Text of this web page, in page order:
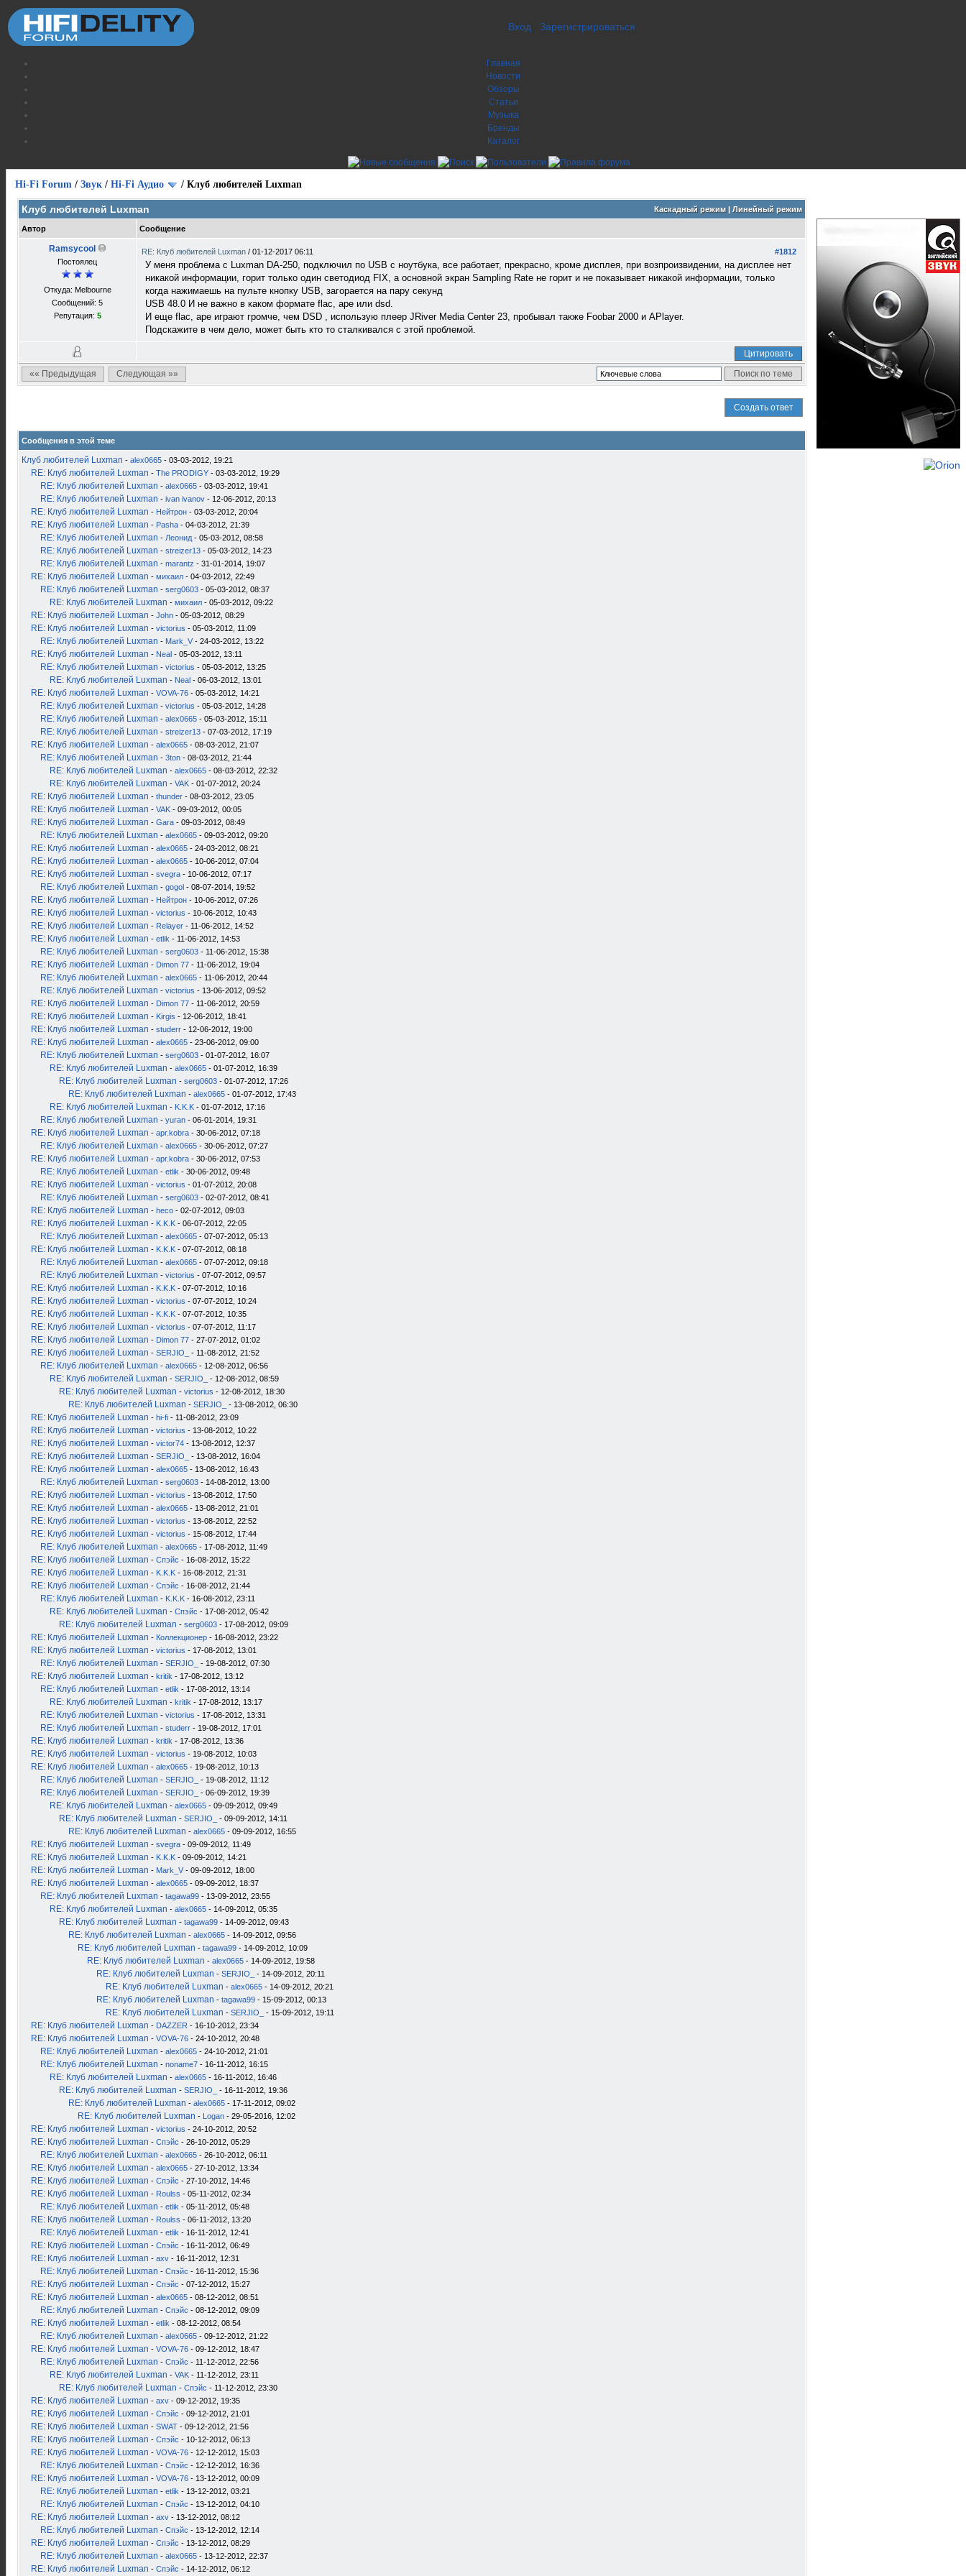
Вход Зарегистрироваться
Главная
Новости
Обзоры
Статьи
Музыка
Бренды
Каталог
Hi-Fi Forum / Звук / Hi-Fi Аудио / Клуб любителей Luxman
Каскадный режим| Линейный режим
Клуб любителей Luxman
Автор Сообщение
Ramsycool
Постоялец
Откуда: Melbourne
Сообщений: 5
Репутация: 5
#1812
RE: Клуб любителей Luxman / 01-12-2017 06:11
У меня проблема с Luxman DA-250, подключил по USB с ноутбука, все работает, прекрасно, кроме дисплея, при возпроизвидении, на дисплее нет
никакой информации, горит только один светодиод FIX, а основной экран Sampling Rate не горит и не показывает никакой информации, только
когда нажимаешь на пульте кнопку USB, загорается на пару секунд
USB 48.0 И не важно в каком формате flac, ape или dsd.
И еще flac, ape играют громче, чем DSD , использую плеер JRiver Media Center 23, пробывал также Foobar 2000 и APlayer.
Подскажите в чем дело, может быть кто то сталкивался с этой проблемой.
Цитировать
«« Предыдущая
Следующая »»
Создать ответ
Сообщения в этой теме
Клуб любителей Luxman - alex0665 - 03-03-2012, 19:21
RE: Клуб любителей Luxman - The PRODIGY - 03-03-2012, 19:29
RE: Клуб любителей Luxman - alex0665 - 03-03-2012, 19:41
RE: Клуб любителей Luxman - ivan ivanov - 12-06-2012, 20:13
RE: Клуб любителей Luxman - Нейтрон - 03-03-2012, 20:04
RE: Клуб любителей Luxman - Pasha - 04-03-2012, 21:39
RE: Клуб любителей Luxman - Леонид - 05-03-2012, 08:58
RE: Клуб любителей Luxman - streizer13 - 05-03-2012, 14:23
RE: Клуб любителей Luxman - marantz - 31-01-2014, 19:07
RE: Клуб любителей Luxman - михаил - 04-03-2012, 22:49
RE: Клуб любителей Luxman - serg0603 - 05-03-2012, 08:37
RE: Клуб любителей Luxman - михаил - 05-03-2012, 09:22
RE: Клуб любителей Luxman - John - 05-03-2012, 08:29
RE: Клуб любителей Luxman - victorius - 05-03-2012, 11:09
RE: Клуб любителей Luxman - Mark_V - 24-03-2012, 13:22
RE: Клуб любителей Luxman - Neal - 05-03-2012, 13:11
RE: Клуб любителей Luxman - victorius - 05-03-2012, 13:25
RE: Клуб любителей Luxman - Neal - 06-03-2012, 13:01
RE: Клуб любителей Luxman - VOVA-76 - 05-03-2012, 14:21
RE: Клуб любителей Luxman - victorius - 05-03-2012, 14:28
RE: Клуб любителей Luxman - alex0665 - 05-03-2012, 15:11
RE: Клуб любителей Luxman - streizer13 - 07-03-2012, 17:19
RE: Клуб любителей Luxman - alex0665 - 08-03-2012, 21:07
RE: Клуб любителей Luxman - 3ton - 08-03-2012, 21:44
RE: Клуб любителей Luxman - alex0665 - 08-03-2012, 22:32
RE: Клуб любителей Luxman - VAK - 01-07-2012, 20:24
RE: Клуб любителей Luxman - thunder - 08-03-2012, 23:05
RE: Клуб любителей Luxman - VAK - 09-03-2012, 00:05
RE: Клуб любителей Luxman - Gara - 09-03-2012, 08:49
RE: Клуб любителей Luxman - alex0665 - 09-03-2012, 09:20
RE: Клуб любителей Luxman - alex0665 - 24-03-2012, 08:21
RE: Клуб любителей Luxman - alex0665 - 10-06-2012, 07:04
RE: Клуб любителей Luxman - svegra - 10-06-2012, 07:17
RE: Клуб любителей Luxman - gogol - 08-07-2014, 19:52
RE: Клуб любителей Luxman - Нейтрон - 10-06-2012, 07:26
RE: Клуб любителей Luxman - victorius - 10-06-2012, 10:43
RE: Клуб любителей Luxman - Relayer - 11-06-2012, 14:52
RE: Клуб любителей Luxman - etlik - 11-06-2012, 14:53
RE: Клуб любителей Luxman - serg0603 - 11-06-2012, 15:38
RE: Клуб любителей Luxman - Dimon 77 - 11-06-2012, 19:04
RE: Клуб любителей Luxman - alex0665 - 11-06-2012, 20:44
RE: Клуб любителей Luxman - victorius - 13-06-2012, 09:52
RE: Клуб любителей Luxman - Dimon 77 - 11-06-2012, 20:59
RE: Клуб любителей Luxman - Kirgis - 12-06-2012, 18:41
RE: Клуб любителей Luxman - studerr - 12-06-2012, 19:00
RE: Клуб любителей Luxman - alex0665 - 23-06-2012, 09:00
RE: Клуб любителей Luxman - serg0603 - 01-07-2012, 16:07
RE: Клуб любителей Luxman - alex0665 - 01-07-2012, 16:39
RE: Клуб любителей Luxman - serg0603 - 01-07-2012, 17:26
RE: Клуб любителей Luxman - alex0665 - 01-07-2012, 17:43
RE: Клуб любителей Luxman - K.K.K - 01-07-2012, 17:16
RE: Клуб любителей Luxman - yuran - 06-01-2014, 19:31
RE: Клуб любителей Luxman - apr.kobra - 30-06-2012, 07:18
RE: Клуб любителей Luxman - alex0665 - 30-06-2012, 07:27
RE: Клуб любителей Luxman - apr.kobra - 30-06-2012, 07:53
RE: Клуб любителей Luxman - etlik - 30-06-2012, 09:48
RE: Клуб любителей Luxman - victorius - 01-07-2012, 20:08
RE: Клуб любителей Luxman - serg0603 - 02-07-2012, 08:41
RE: Клуб любителей Luxman - heco - 02-07-2012, 09:03
RE: Клуб любителей Luxman - K.K.K - 06-07-2012, 22:05
RE: Клуб любителей Luxman - alex0665 - 07-07-2012, 05:13
RE: Клуб любителей Luxman - K.K.K - 07-07-2012, 08:18
RE: Клуб любителей Luxman - alex0665 - 07-07-2012, 09:18
RE: Клуб любителей Luxman - victorius - 07-07-2012, 09:57
RE: Клуб любителей Luxman - K.K.K - 07-07-2012, 10:16
RE: Клуб любителей Luxman - victorius - 07-07-2012, 10:24
RE: Клуб любителей Luxman - K.K.K - 07-07-2012, 10:35
RE: Клуб любителей Luxman - victorius - 07-07-2012, 11:17
RE: Клуб любителей Luxman - Dimon 77 - 27-07-2012, 01:02
RE: Клуб любителей Luxman - SERJIO_ - 11-08-2012, 21:52
RE: Клуб любителей Luxman - alex0665 - 12-08-2012, 06:56
RE: Клуб любителей Luxman - SERJIO_ - 12-08-2012, 08:59
RE: Клуб любителей Luxman - victorius - 12-08-2012, 18:30
RE: Клуб любителей Luxman - SERJIO_ - 13-08-2012, 06:30
RE: Клуб любителей Luxman - hi-fi - 11-08-2012, 23:09
RE: Клуб любителей Luxman - victorius - 13-08-2012, 10:22
RE: Клуб любителей Luxman - victor74 - 13-08-2012, 12:37
RE: Клуб любителей Luxman - SERJIO_ - 13-08-2012, 16:04
RE: Клуб любителей Luxman - alex0665 - 13-08-2012, 16:43
RE: Клуб любителей Luxman - serg0603 - 14-08-2012, 13:00
RE: Клуб любителей Luxman - victorius - 13-08-2012, 17:50
RE: Клуб любителей Luxman - alex0665 - 13-08-2012, 21:01
RE: Клуб любителей Luxman - victorius - 13-08-2012, 22:52
RE: Клуб любителей Luxman - victorius - 15-08-2012, 17:44
RE: Клуб любителей Luxman - alex0665 - 17-08-2012, 11:49
RE: Клуб любителей Luxman - Спэйс - 16-08-2012, 15:22
RE: Клуб любителей Luxman - K.K.K - 16-08-2012, 21:31
RE: Клуб любителей Luxman - Спэйс - 16-08-2012, 21:44
RE: Клуб любителей Luxman - K.K.K - 16-08-2012, 23:11
RE: Клуб любителей Luxman - Спэйс - 17-08-2012, 05:42
RE: Клуб любителей Luxman - serg0603 - 17-08-2012, 09:09
RE: Клуб любителей Luxman - Коллекционер - 16-08-2012, 23:22
RE: Клуб любителей Luxman - victorius - 17-08-2012, 13:01
RE: Клуб любителей Luxman - SERJIO_ - 19-08-2012, 07:30
RE: Клуб любителей Luxman - kritik - 17-08-2012, 13:12
RE: Клуб любителей Luxman - etlik - 17-08-2012, 13:14
RE: Клуб любителей Luxman - kritik - 17-08-2012, 13:17
RE: Клуб любителей Luxman - victorius - 17-08-2012, 13:31
RE: Клуб любителей Luxman - studerr - 19-08-2012, 17:01
RE: Клуб любителей Luxman - kritik - 17-08-2012, 13:36
RE: Клуб любителей Luxman - victorius - 19-08-2012, 10:03
RE: Клуб любителей Luxman - alex0665 - 19-08-2012, 10:13
RE: Клуб любителей Luxman - SERJIO_ - 19-08-2012, 11:12
RE: Клуб любителей Luxman - SERJIO_ - 06-09-2012, 19:39
RE: Клуб любителей Luxman - alex0665 - 09-09-2012, 09:49
RE: Клуб любителей Luxman - SERJIO_ - 09-09-2012, 14:11
RE: Клуб любителей Luxman - alex0665 - 09-09-2012, 16:55
RE: Клуб любителей Luxman - svegra - 09-09-2012, 11:49
RE: Клуб любителей Luxman - K.K.K - 09-09-2012, 14:21
RE: Клуб любителей Luxman - Mark_V - 09-09-2012, 18:00
RE: Клуб любителей Luxman - alex0665 - 09-09-2012, 18:37
RE: Клуб любителей Luxman - tagawa99 - 13-09-2012, 23:55
RE: Клуб любителей Luxman - alex0665 - 14-09-2012, 05:35
RE: Клуб любителей Luxman - tagawa99 - 14-09-2012, 09:43
RE: Клуб любителей Luxman - alex0665 - 14-09-2012, 09:56
RE: Клуб любителей Luxman - tagawa99 - 14-09-2012, 10:09
RE: Клуб любителей Luxman - alex0665 - 14-09-2012, 19:58
RE: Клуб любителей Luxman - SERJIO_ - 14-09-2012, 20:11
RE: Клуб любителей Luxman - alex0665 - 14-09-2012, 20:21
RE: Клуб любителей Luxman - tagawa99 - 15-09-2012, 00:13
RE: Клуб любителей Luxman - SERJIO_ - 15-09-2012, 19:11
RE: Клуб любителей Luxman - DAZZER - 16-10-2012, 23:34
RE: Клуб любителей Luxman - VOVA-76 - 24-10-2012, 20:48
RE: Клуб любителей Luxman - alex0665 - 24-10-2012, 21:01
RE: Клуб любителей Luxman - noname7 - 16-11-2012, 16:15
RE: Клуб любителей Luxman - alex0665 - 16-11-2012, 16:46
RE: Клуб любителей Luxman - SERJIO_ - 16-11-2012, 19:36
RE: Клуб любителей Luxman - alex0665 - 17-11-2012, 09:02
RE: Клуб любителей Luxman - Logan - 29-05-2016, 12:02
RE: Клуб любителей Luxman - victorius - 24-10-2012, 20:52
RE: Клуб любителей Luxman - Спэйс - 26-10-2012, 05:29
RE: Клуб любителей Luxman - alex0665 - 26-10-2012, 06:11
RE: Клуб любителей Luxman - alex0665 - 27-10-2012, 13:34
RE: Клуб любителей Luxman - Спэйс - 27-10-2012, 14:46
RE: Клуб любителей Luxman - Roulss - 05-11-2012, 02:34
RE: Клуб любителей Luxman - etlik - 05-11-2012, 05:48
RE: Клуб любителей Luxman - Roulss - 06-11-2012, 13:20
RE: Клуб любителей Luxman - etlik - 16-11-2012, 12:41
RE: Клуб любителей Luxman - Спэйс - 16-11-2012, 06:49
RE: Клуб любителей Luxman - axv - 16-11-2012, 12:31
RE: Клуб любителей Luxman - Спэйс - 16-11-2012, 15:36
RE: Клуб любителей Luxman - Спэйс - 07-12-2012, 15:27
RE: Клуб любителей Luxman - alex0665 - 08-12-2012, 08:51
RE: Клуб любителей Luxman - Спэйс - 08-12-2012, 09:09
RE: Клуб любителей Luxman - etlik - 08-12-2012, 08:54
RE: Клуб любителей Luxman - alex0665 - 09-12-2012, 21:22
RE: Клуб любителей Luxman - VOVA-76 - 09-12-2012, 18:47
RE: Клуб любителей Luxman - Спэйс - 11-12-2012, 22:56
RE: Клуб любителей Luxman - VAK - 11-12-2012, 23:11
RE: Клуб любителей Luxman - Спэйс - 11-12-2012, 23:30
RE: Клуб любителей Luxman - axv - 09-12-2012, 19:35
RE: Клуб любителей Luxman - Спэйс - 09-12-2012, 21:01
RE: Клуб любителей Luxman - SWAT - 09-12-2012, 21:56
RE: Клуб любителей Luxman - Спэйс - 10-12-2012, 06:13
RE: Клуб любителей Luxman - VOVA-76 - 12-12-2012, 15:03
RE: Клуб любителей Luxman - Спэйс - 12-12-2012, 16:36
RE: Клуб любителей Luxman - VOVA-76 - 13-12-2012, 00:09
RE: Клуб любителей Luxman - etlik - 13-12-2012, 03:21
RE: Клуб любителей Luxman - Спэйс - 13-12-2012, 04:10
RE: Клуб любителей Luxman - axv - 13-12-2012, 08:12
RE: Клуб любителей Luxman - Спэйс - 13-12-2012, 12:14
RE: Клуб любителей Luxman - Спэйс - 13-12-2012, 08:29
RE: Клуб любителей Luxman - alex0665 - 13-12-2012, 22:37
RE: Клуб любителей Luxman - Спэйс - 14-12-2012, 06:12